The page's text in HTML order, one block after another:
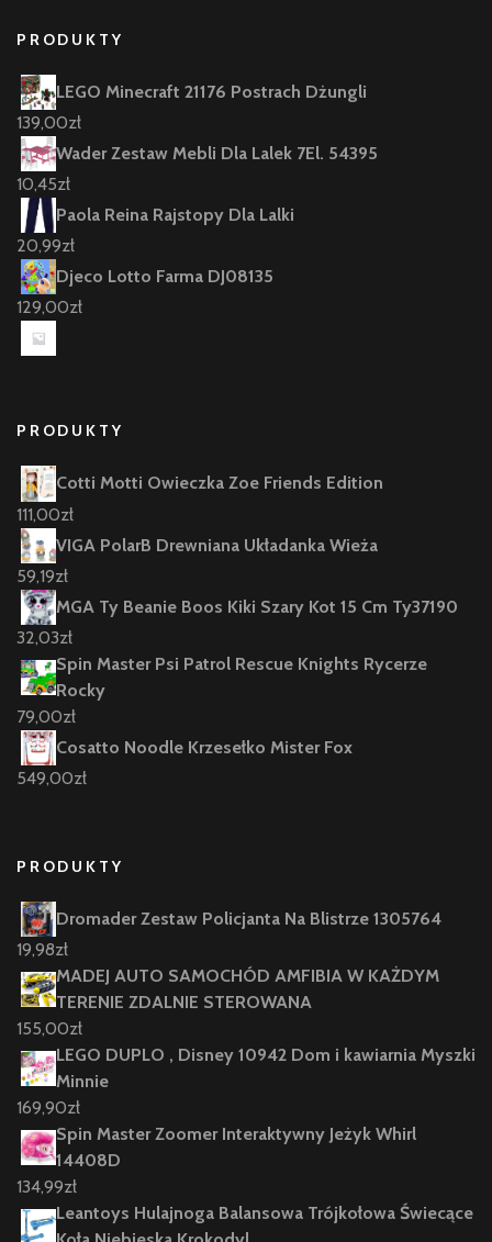
PRODUKTY
LEGO Minecraft 21176 Postrach Dżungli
139,00zł
Wader Zestaw Mebli Dla Lalek 7El. 54395
10,45zł
Paola Reina Rajstopy Dla Lalki
20,99zł
Djeco Lotto Farma DJ08135
129,00zł
PRODUKTY
Cotti Motti Owieczka Zoe Friends Edition
111,00zł
VIGA PolarB Drewniana Układanka Wieża
59,19zł
MGA Ty Beanie Boos Kiki Szary Kot 15 Cm Ty37190
32,03zł
Spin Master Psi Patrol Rescue Knights Rycerze
Rocky
79,00zł
Cosatto Noodle Krzesełko Mister Fox
549,00zł
PRODUKTY
Dromader Zestaw Policjanta Na Blistrze 1305764
19,98zł
MADEJ AUTO SAMOCHÓD AMFIBIA W KAŻDYM
TERENIE ZDALNIE STEROWANA
155,00zł
LEGO DUPLO , Disney 10942 Dom i kawiarnia Myszki
Minnie
169,90zł
Spin Master Zoomer Interaktywny Jeżyk Whirl
14408D
134,99zł
Leantoys Hulajnoga Balansowa Trójkołowa Świecące